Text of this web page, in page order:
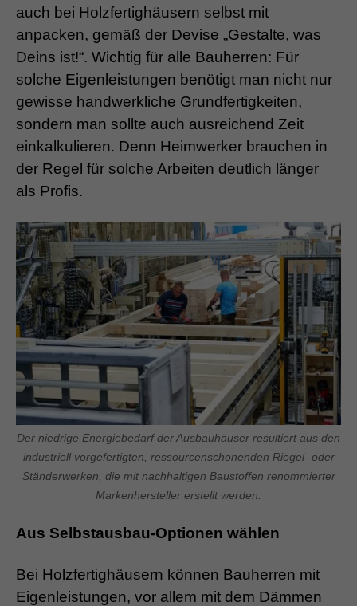
auch bei Holzfertighäusern selbst mit
anpacken, gemäß der Devise „Gestalte, was
Deins ist!“. Wichtig für alle Bauherren: Für
solche Eigenleistungen benötigt man nicht nur
gewisse handwerkliche Grundfertigkeiten,
sondern man sollte auch ausreichend Zeit
einkalkulieren. Denn Heimwerker brauchen in
der Regel für solche Arbeiten deutlich länger
als Profis.
Der niedrige Energiebedarf der Ausbauhäuser resultiert aus den
industriell vorgefertigten, ressourcenschonenden Riegel- oder
Ständerwerken, die mit nachhaltigen Baustoffen renommierter
Markenhersteller erstellt werden.
Aus Selbstausbau-Optionen wählen
Bei Holzfertighäusern können Bauherren mit
Eigenleistungen, vor allem mit dem Dämmen